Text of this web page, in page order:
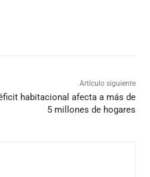
Artículo siguiente
habitacional afecta a más de
5 millones de hogares